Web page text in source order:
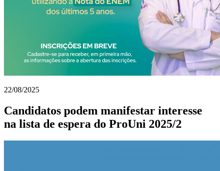
22/08/2025
Candidatos podem manifestar interesse
na lista de espera do ProUni 2025/2